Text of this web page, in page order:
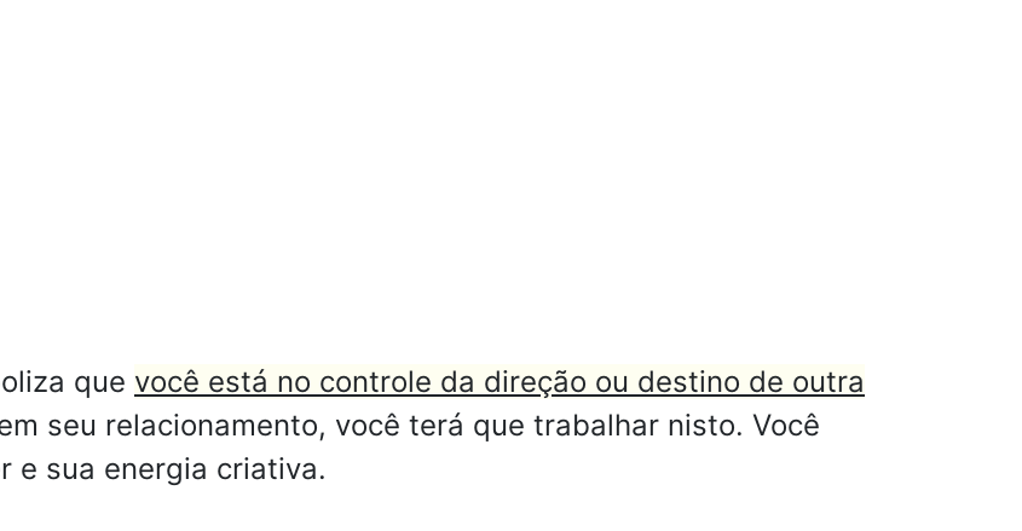
que você está no controle da direção ou destino de outra
seu relacionamento, você terá que trabalhar nisto. Você
e sua energia criativa.